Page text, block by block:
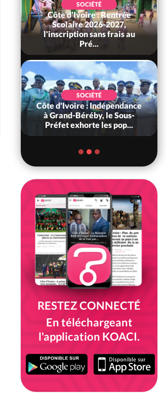
SOCIÉTÉ
Côte d'Ivoire : Rentrée
Scolaire 2026-2027,
l'inscription sans frais au
Pré...
SOCIÉTÉ
Côte d'Ivoire : Indépendance
à Grand-Béréby, le Sous-
Préfet exhorte les pop...
RESTEZ CONNECTÉ
En téléchargeant
l'application KOACI.